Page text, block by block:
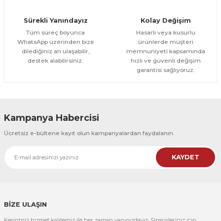
300,00 TL %25
CeSht
CeSht
Pembe Fonlu Good Things Are Coming Yazılı Tek Parça Ahşap Çerçeveli
500,00 TL
Sürekli Yanındayız
Tüm süreç boyunca
WhatsApp üzerinden bize
dilediğiniz an ulaşabilir,
destek alabilirsiniz.
Kolay Değişim
Hasarlı veya kusurlu
ürünlerde müşteri
memnuniyeti kapsamında
hızlı ve güvenli değişim
garantisi sağlıyoruz.
Kampanya Habercisi
Ücretsiz e-bültene kayıt olun kampanyalardan faydalanın.
KAYDET
BİZE ULAŞIN